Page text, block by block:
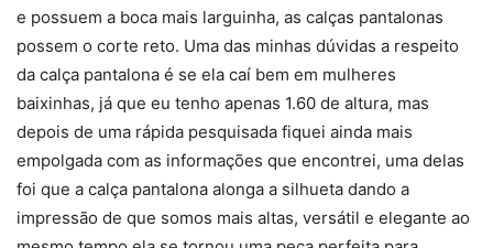
e possuem a boca mais larguinha, as calças pantalonas
possem o corte reto. Uma das minhas dúvidas a respeito
da calça pantalona é se ela caí bem em mulheres
baixinhas, já que eu tenho apenas 1.60 de altura, mas
depois de uma rápida pesquisada fiquei ainda mais
empolgada com as informações que encontrei, uma delas
foi que a calça pantalona alonga a silhueta dando a
impressão de que somos mais altas, versátil e elegante ao